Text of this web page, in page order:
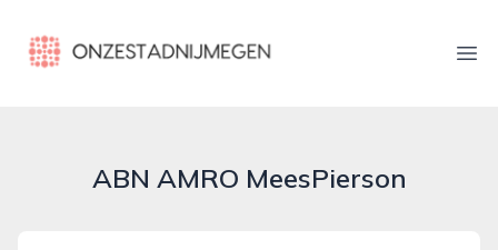
onzestadnijmegen.nl
ABN AMRO MeesPierson